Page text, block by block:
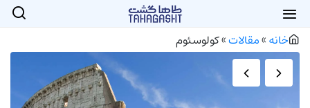
خانه»مقالات»کولوسئوم